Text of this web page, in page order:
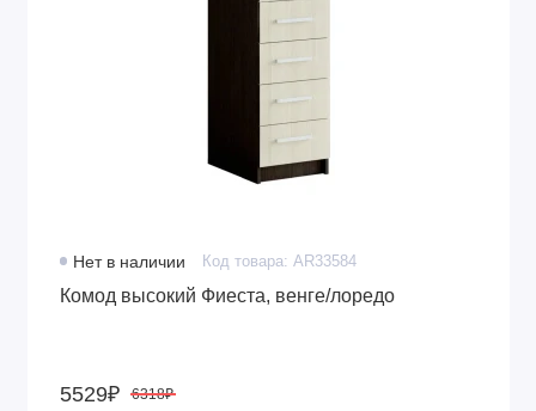
Нет в наличии Код товара: AR33584
Комод высокий Фиеста, венге/лоредо
5529₽ 6318₽